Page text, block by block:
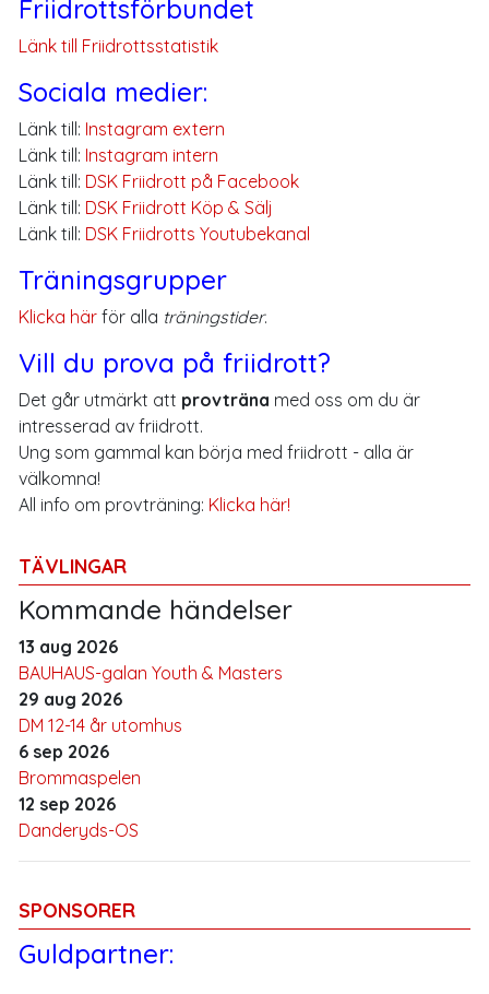
Friidrottsförbundet
Länk till Friidrottsstatistik
Sociala medier:
Länk till: Instagram extern
Länk till: Instagram intern
Länk till: DSK Friidrott på Facebook
Länk till: DSK Friidrott Köp & Sälj
Länk till: DSK Friidrotts Youtubekanal
Träningsgrupper
Klicka här för alla träningstider.
Vill du prova på friidrott?
Det går utmärkt att provträna med oss om du är
intresserad av friidrott.
Ung som gammal kan börja med friidrott - alla är
välkomna!
All info om provträning: Klicka här!
TÄVLINGAR
Kommande händelser
13 aug 2026
BAUHAUS-galan Youth & Masters
29 aug 2026
DM 12-14 år utomhus
6 sep 2026
Brommaspelen
12 sep 2026
Danderyds-OS
SPONSORER
Guldpartner: